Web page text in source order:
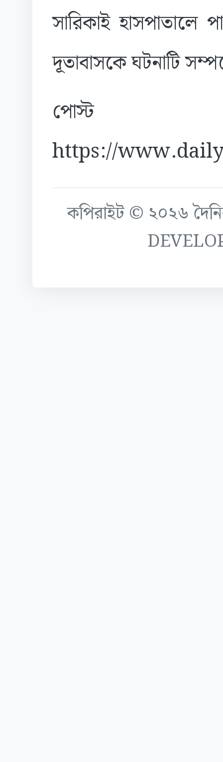
সারিকাই হাসপাতালে
দূতাবাসকে ঘটনাটি
https://
কপিরাইট © ২০২৬